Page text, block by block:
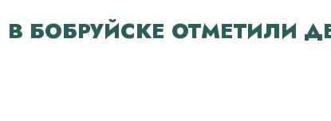
В БОБРУЙСКЕ ОТМЕТИЛИ